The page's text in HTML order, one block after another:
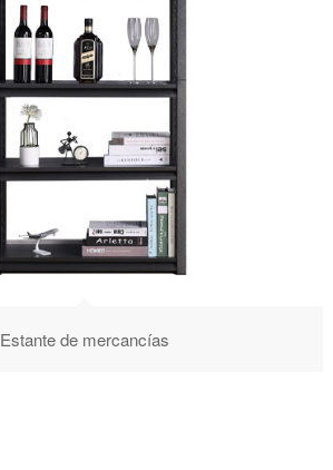
Estante de mercancías